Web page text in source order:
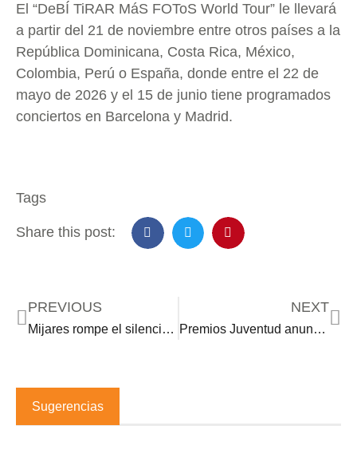
El “DeBÍ TiRAR MáS FOToS World Tour” le llevará
a partir del 21 de noviembre entre otros países a la
República Dominicana, Costa Rica, México,
Colombia, Perú o España, donde entre el 22 de
mayo de 2026 y el 15 de junio tiene programados
conciertos en Barcelona y Madrid.
Tags
Share this post:
PREVIOUS
Mijares rompe el silencio ante versiones sobre su salud
NEXT
Premios Juventud anuncia un junte “inédito”
Sugerencias